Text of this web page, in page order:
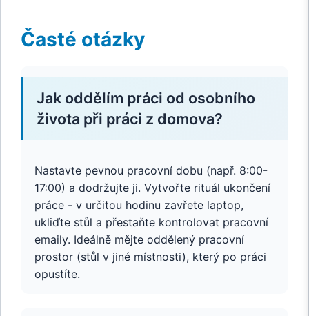
Časté otázky
Jak oddělím práci od osobního
života při práci z domova?
Nastavte pevnou pracovní dobu (např. 8:00-
17:00) a dodržujte ji. Vytvořte rituál ukončení
práce - v určitou hodinu zavřete laptop,
ukliďte stůl a přestaňte kontrolovat pracovní
emaily. Ideálně mějte oddělený pracovní
prostor (stůl v jiné místnosti), který po práci
opustíte.